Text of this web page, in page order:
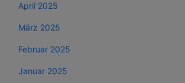
April 2025
März 2025
Februar 2025
Januar 2025